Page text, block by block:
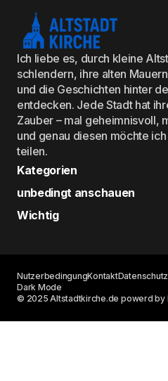
Ich liebe es, durch kleine
schlendern, ihre alten
und die Geschichten hinter
entdecken. Jede Stadt hat
Zauber – mal geheimnisvoll,
und genau diesen möchte
teilen.
Kategorien
unbedingt anschauen
Wichtig
© 2025 Altstadtkirche.de powerd by
NutzerbedingungKontakt
Dark Mode